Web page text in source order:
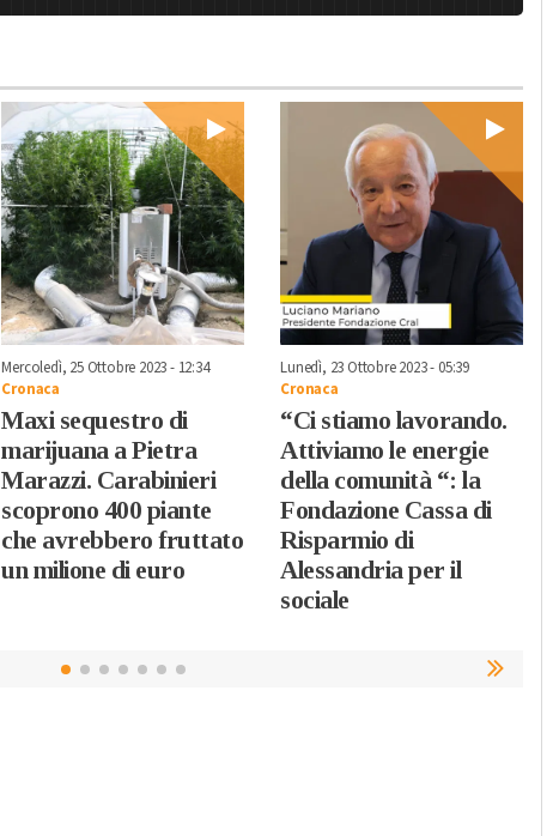
Mercoledì, 25 Ottobre 2023 - 12:34
Cronaca
Maxi sequestro di
marijuana a Pietra
Marazzi. Carabinieri
scoprono 400 piante
che avrebbero fruttato
un milione di euro
Lunedì, 23 Ottobre 2023 - 05:39
Cronaca
“Ci stiamo lavorando.
Attiviamo le energie
della comunità “: la
Fondazione Cassa di
Risparmio di
Alessandria per il
sociale